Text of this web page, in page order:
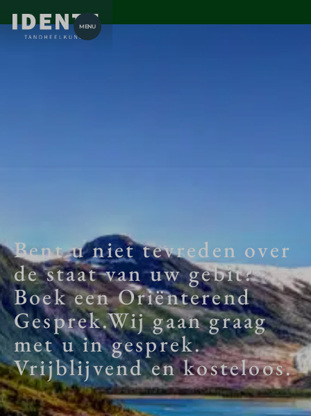
MENU
Bent u niet tevreden over
de staat van uw gebit?
Boek een Oriënterend
Gesprek.Wij gaan graag
met u in gesprek.
Vrijblijvend en kosteloos.